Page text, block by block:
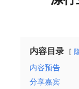
内容目录
内容预告
分享嘉宾